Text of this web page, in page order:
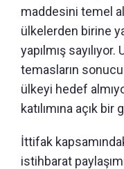
maddesini temel
ülkelerden birine
yapılmış
temasların
ülkeyi hedef
katılımına açık
İttifak
istihbarat